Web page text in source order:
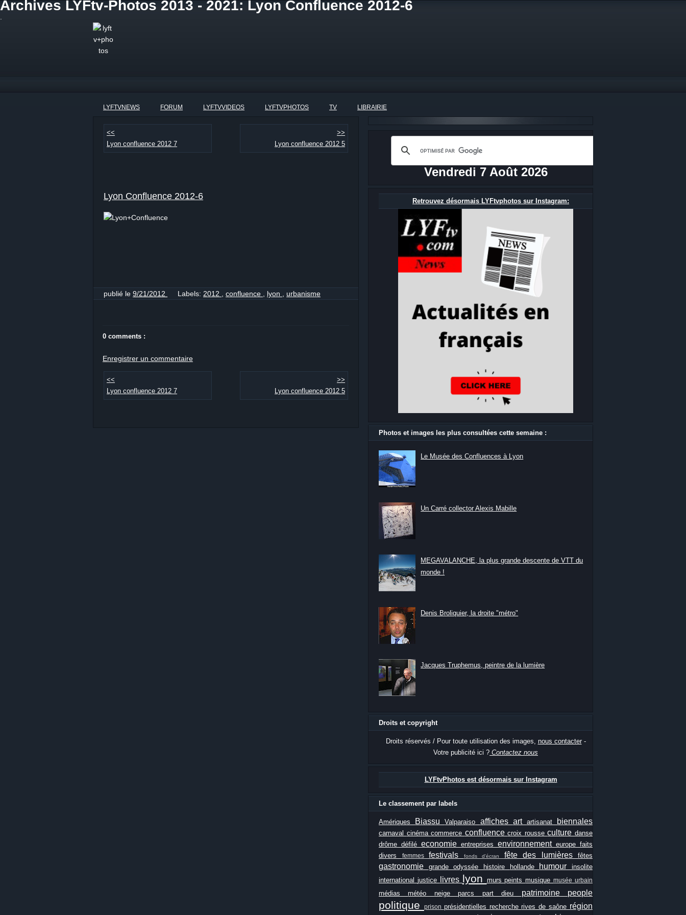
Archives LYFtv-Photos 2013 - 2021: Lyon Confluence 2012-6
LYFTVNEWS FORUM LYFTVVIDEOS LYFTVPHOTOS TV LIBRAIRIE
<<
Lyon confluence 2012 7
>>
Lyon confluence 2012 5
Lyon Confluence 2012-6
publié le 9/21/2012 Labels: 2012 confluence lyon urbanisme
0 comments :
Enregistrer un commentaire
<<
Lyon confluence 2012 7
>>
Lyon confluence 2012 5
Vendredi 7 Août 2026
Retrouvez désormais LYFtvphotos sur Instagram:
Photos et images les plus consultées cette semaine :
Le Musée des Confluences à Lyon
Un Carré collector Alexis Mabille
MEGAVALANCHE, la plus grande descente de VTT du
monde !
Denis Broliquier, la droite "métro"
Jacques Truphemus, peintre de la lumière
Droits et copyright
Droits réservés / Pour toute utilisation des images, nous contacter-
Votre publicité ici ? Contactez nous
LYFtvPhotos est désormais sur Instagram
Le classement par labels
Amériques BiassuValparaiso affiches art artisanat biennales
carnaval cinémacommerce confluencecroix rousseculturedanse
drôme défilé economie entreprises environnement europe faits
divers
femmes festivals fonds d'écran fête des lumières fêtes
gastronomie grande odyssée histoire hollande humourinsolite
international justice livres lyon murs peintsmusiquemusée urbain
médiasmétéo neigeparcs part dieu patrimoine people
politique prison présidentielles rechercherives de saône région